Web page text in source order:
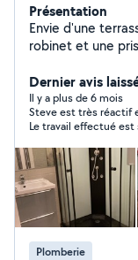
Présentation
Envie d'une
robinet et une
tondeuse à
mari à la pêche
bière ? Alors
Dernier avis
Il y a plus de 6 mois
Steve est très réactif
Le travail effectué
Plomberie